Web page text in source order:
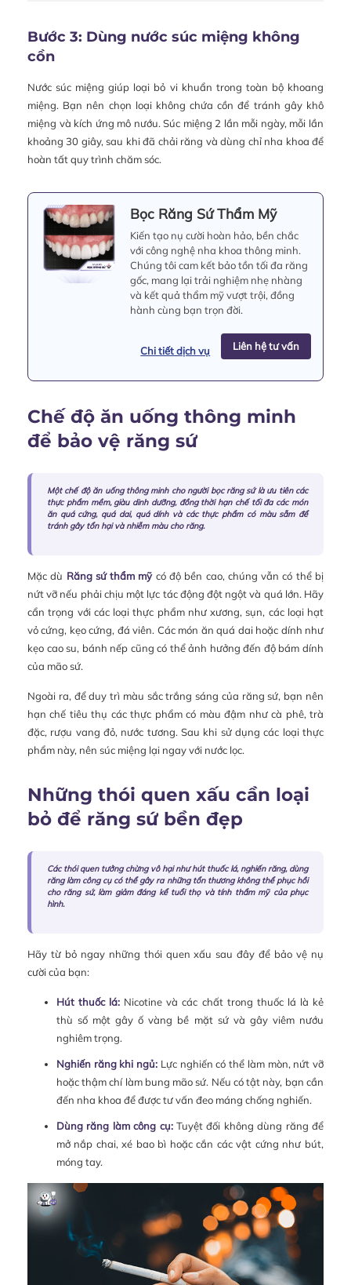
Bước 3: Dùng nước súc miệng không
cồn
Nước súc miệng giúp loại bỏ vi khuẩn trong toàn bộ khoang
miệng. Bạn nên chọn loại không chứa cồn để tránh gây khô
miệng và kích ứng mô nướu. Súc miệng 2 lần mỗi ngày, mỗi lần
khoảng 30 giây, sau khi đã chải răng và dùng chỉ nha khoa để
hoàn tất quy trình chăm sóc.
Bọc Răng Sứ Thẩm Mỹ
Kiến tạo nụ cười hoàn hảo, bền chắc
với công nghệ nha khoa thông minh.
Chúng tôi cam kết bảo tồn tối đa răng
gốc, mang lại trải nghiệm nhẹ nhàng
và kết quả thẩm mỹ vượt trội, đồng
hành cùng bạn trọn đời.
Chi tiết dịch vụ Liên hệ tư vấn
Chế độ ăn uống thông minh
để bảo vệ răng sứ
Một chế độ ăn uống thông minh cho người bọc răng sứ là ưu tiên các
thực phẩm mềm, giàu dinh dưỡng, đồng thời hạn chế tối đa các món
ăn quá cứng, quá dai, quá dính và các thực phẩm có màu sẫm để
tránh gây tổn hại và nhiễm màu cho răng.
Mặc dù Răng sứ thẩm mỹcó độ bền cao, chúng vẫn có thể bị
nứt vỡ nếu phải chịu một lực tác động đột ngột và quá lớn. Hãy
cẩn trọng với các loại thực phẩm như xương, sụn, các loại hạt
vỏ cứng, kẹo cứng, đá viên. Các món ăn quá dai hoặc dính như
kẹo cao su, bánh nếp cũng có thể ảnh hưởng đến độ bám dính
của mão sứ.
Ngoài ra, để duy trì màu sắc trắng sáng của răng sứ, bạn nên
hạn chế tiêu thụ các thực phẩm có màu đậm như cà phê, trà
đặc, rượu vang đỏ, nước tương. Sau khi sử dụng các loại thực
phẩm này, nên súc miệng lại ngay với nước lọc.
Những thói quen xấu cần loại
bỏ để răng sứ bền đẹp
Các thói quen tưởng chừng vô hại như hút thuốc lá, nghiến răng, dùng
răng làm công cụ có thể gây ra những tổn thương không thể phục hồi
cho răng sứ, làm giảm đáng kể tuổi thọ và tính thẩm mỹ của phục
hình.
Hãy từ bỏ ngay những thói quen xấu sau đây để bảo vệ nụ
cười của bạn:
Hút thuốc lá: Nicotine và các chất trong thuốc lá là kẻ
thù số một gây ố vàng bề mặt sứ và gây viêm nướu
nghiêm trọng.
Nghiến răng khi ngủ: Lực nghiến có thể làm mòn, nứt vỡ
hoặc thậm chí làm bung mão sứ. Nếu có tật này, bạn cần
đến nha khoa để được tư vấn đeo máng chống nghiến.
Dùng răng làm công cụ:Tuyệt đối không dùng răng để
mở nắp chai, xé bao bì hoặc cắn các vật cứng như bút,
móng tay.